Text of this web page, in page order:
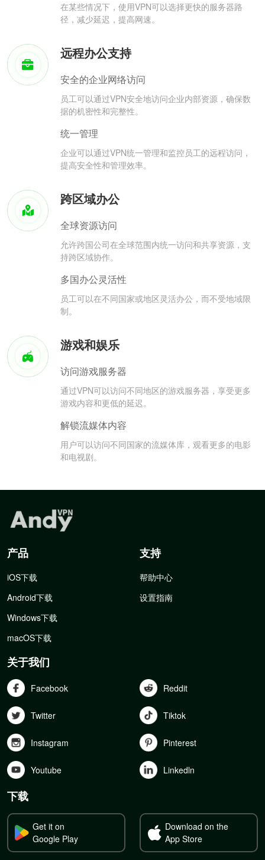
在某些情况下，使用VPN可以选择更快的服务器路
径，减少延迟，提高网速。
远程办公支持
安全的企业网络访问
员工可以通过VPN安全地访问企业内部资源，确保数
据的机密性和完整性。
统一管理
企业可以通过VPN统一管理和监控员工的远程访问，
提高安全性和管理效率。
跨区域办公
全球资源访问
允许跨国公司在全球范围内统一访问和共享资源，支
持跨区域协作。
多国办公灵活性
员工可以在不同国家或地区灵活办公，而不受地域限
制。
游戏和娱乐
访问游戏服务器
通过VPN可以访问不同地区的游戏服务器，享受更多
游戏内容和更低的延迟。
解锁流媒体内容
用户可以访问不同国家的流媒体库，观看更多的电影
和电视剧。
产品
iOS下载
Android下载
Windows下载
macOS下载
支持
帮助中心
设置指南
关于我们
Facebook Reddit
Twitter Tiktok
Instagram Pinterest
Youtube Linkedln
下载
Get it on
Google Play
Download on the
App Store